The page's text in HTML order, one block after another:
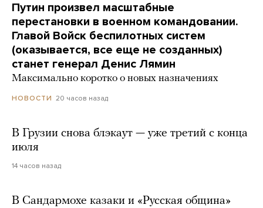
Путин произвел масштабные
перестановки в военном командовании.
Главой Войск беспилотных систем
(оказывается, все еще не созданных)
станет генерал Денис Лямин
Максимально коротко о новых назначениях
НОВОСТИ 20 часов назад
В Грузии снова блэкаут — уже третий с конца
июля
14 часов назад
В Сандармохе казаки и «Русская община»